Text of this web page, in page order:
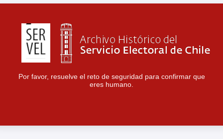
Por favor, resuelve el reto de seguridad para confirmar que
eres humano.